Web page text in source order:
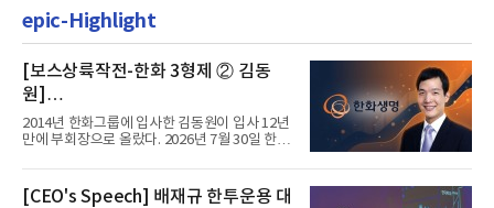
epic-Highlight
[보스상륙작전-한화 3형제 ② 김동
원]
입사 12년 만에 금융계열 수장 등극
2014년 한화그룹에 입사한 김동원이 입사 12년
만에 부회장으로 올랐다. 2026년 7월 30일 한화
[CEO's Speech] 배재규 한투운용 대